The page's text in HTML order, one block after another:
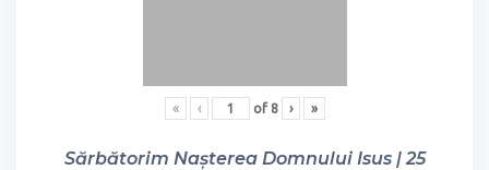
« ‹ of 8 › »
Sărbătorim Nașterea Domnului Isus | 25